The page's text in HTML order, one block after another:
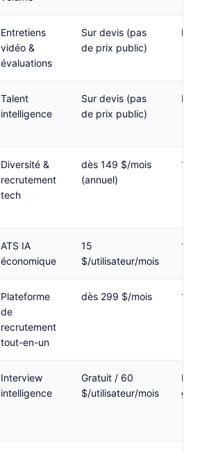
Entretiens
vidéo &
évaluations
Sur devis (pas
de prix public)
Non
Talent
intelligence
Sur devis (pas
de prix public)
Non
Diversité &
recrutement
tech
dès 149 $/mois
(annuel)
14
ATS IA
économique
15
$/utilisateur/mois
14
Plateforme
de
recrutement
tout-en-un
dès 299 $/mois 15
Interview
intelligence
Gratuit / 60
$/utilisateur/mois
Plan